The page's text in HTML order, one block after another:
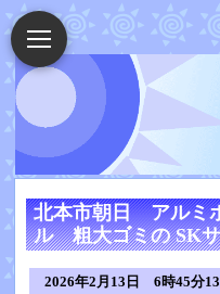
北本市朝日 アルミ
ル 粗大ゴミの SK
2026年2月13日 6時45分